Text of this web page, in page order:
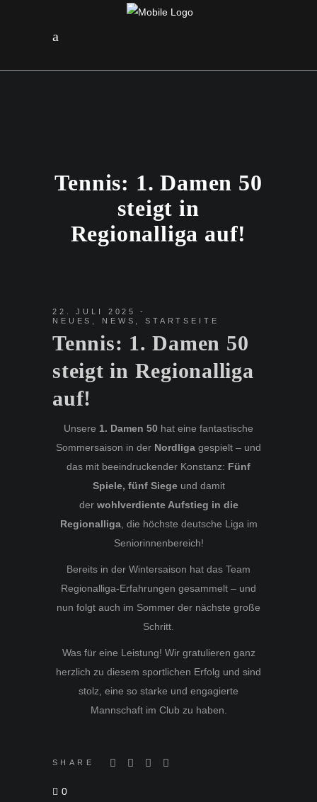
Tennis: 1. Damen 50
steigt in
Regionalliga auf!
22. JULI 2025
NEUES
NEWS ,STARTSEITE
Tennis: 1. Damen 50
steigt in Regionalliga
auf!
Unsere 1. Damen 50 hat eine fantastische
Sommersaison in der Nordliga gespielt – und
das mit beeindruckender Konstanz: Fünf
Spiele, fünf Siegeund damit
der wohlverdiente Aufstieg in die
Regionalliga, die höchste deutsche Liga im
Seniorinnenbereich!
Bereits in der Wintersaison hat das Team
Regionalliga-Erfahrungen gesammelt – und
nun folgt auch im Sommer der nächste große
Schritt.
Was für eine Leistung! Wir gratulieren ganz
herzlich zu diesem sportlichen Erfolg und sind
stolz, eine so starke und engagierte
Mannschaft im Club zu haben.
SHARE
0